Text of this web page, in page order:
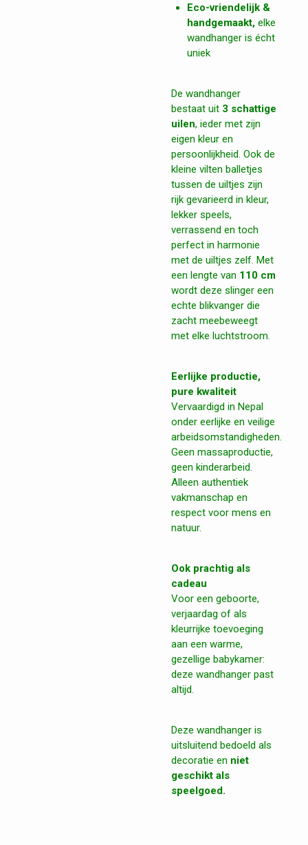
Eco-vriendelijk &
handgemaakt, elke
wandhanger is écht
uniek
De wandhanger
bestaat uit 3 schattige
uilen, ieder met zijn
eigen kleur en
persoonlijkheid. Ook de
kleine vilten balletjes
tussen de uiltjes zijn
rijk gevarieerd in kleur,
lekker speels,
verrassend en toch
perfect in harmonie
met de uiltjes zelf. Met
een lengte van 110 cm
wordt deze slinger een
echte blikvanger die
zacht meebeweegt
met elke luchtstroom.
Eerlijke productie,
pure kwaliteit
Vervaardigd in Nepal
onder eerlijke en veilige
arbeidsomstandigheden.
Geen massaproductie,
geen kinderarbeid.
Alleen authentiek
vakmanschap en
respect voor mens en
natuur.
Ook prachtig als
cadeau
Voor een geboorte,
verjaardag of als
kleurrijke toevoeging
aan een warme,
gezellige babykamer:
deze wandhanger past
altijd.
Deze wandhanger is
uitsluitend bedoeld als
decoratie en niet
geschikt als
speelgoed.